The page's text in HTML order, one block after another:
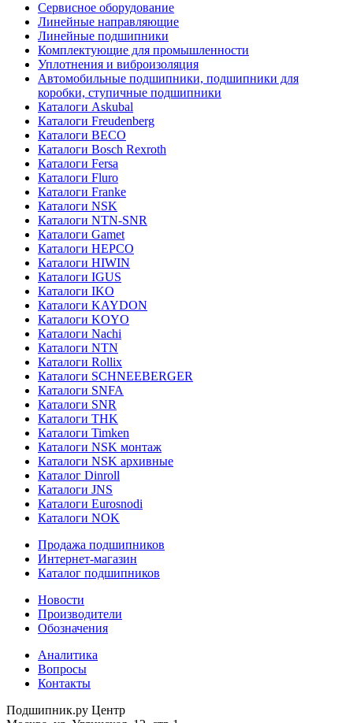
Сервисное оборудование
Линейные направляющие
Линейные подшипники
Комплектующие для промышленности
Уплотнения и виброизоляция
Автомобильные подшипники, подшипники для
коробки, ступичные подшипники
Каталоги Askubal
Каталоги Freudenberg
Каталоги BECO
Каталоги Bosch Rexroth
Каталоги Fersa
Каталоги Fluro
Каталоги Franke
Каталоги NSK
Каталоги NTN-SNR
Каталоги Gamet
Каталоги HEPCO
Каталоги HIWIN
Каталоги IGUS
Каталоги IKO
Каталоги KAYDON
Каталоги KOYO
Каталоги Nachi
Каталоги NTN
Каталоги Rollix
Каталоги SCHNEEBERGER
Каталоги SNFA
Каталоги SNR
Каталоги THK
Каталоги Timken
Каталоги NSK монтаж
Каталоги NSK архивные
Каталог Dinroll
Каталоги JNS
Каталоги Eurosnodi
Каталоги NOK
Продажа подшипников
Интернет-магазин
Каталог подшипников
Новости
Производители
Обозначения
Аналитика
Вопросы
Контакты
Подшипник.ру Центр